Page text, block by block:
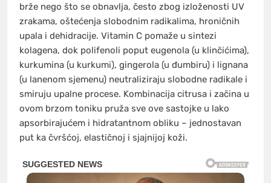
brže nego što se obnavlja, često zbog izloženosti UV
zrakama, oštećenja slobodnim radikalima, hroničnih
upala i dehidracije. Vitamin C pomaže u sintezi
kolagena, dok polifenoli poput eugenola (u klinčićima),
kurkumina (u kurkumi), gingerola (u đumbiru) i lignana
(u lanenom sjemenu) neutraliziraju slobodne radikale i
smiruju upalne procese. Kombinacija citrusa i začina u
ovom brzom toniku pruža sve ove sastojke u lako
apsorbirajućem i hidratantnom obliku – jednostavan
put ka čvršćoj, elastičnoj i sjajnijoj koži.